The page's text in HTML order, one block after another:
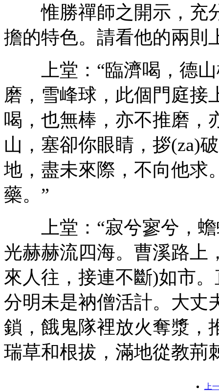
惟勝禪師之開示，充
擔的特色。請看他的兩則
上堂：“臨濟喝，德山
磨，雪峰球，此個門庭接
喝，也無棒，亦不推磨，
山，塞卻你眼睛，拶(za)
地，盡未來際，不向他求
藥。”
上堂：“寂兮寥兮，蟾
光赫赫流四海。曹溪路上
來人往，接連不斷)如市
分明未是衲僧活計。大丈
鎖，餓鬼隊裡放火奪漿，
瑞草和根拔，滿地從教荊
上